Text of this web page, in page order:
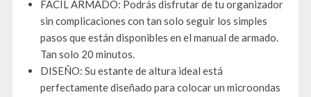
FÁCIL ARMADO: Podrás disfrutar de tu organizador
sin complicaciones con tan solo seguir los simples
pasos que están disponibles en el manual de armado.
Tan solo 20 minutos.
DISEÑO: Su estante de altura ideal está
perfectamente diseñado para colocar un microondas